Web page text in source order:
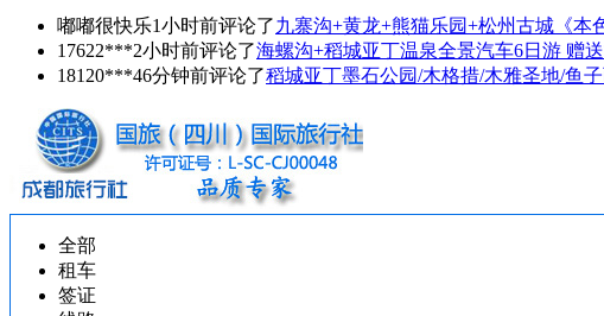
嘟嘟很快乐1小时前评论了九寨沟+黄龙+熊猫乐园+松州古城《本
17622***2小时前评论了海螺沟+稻城亚丁温泉全景汽车6日游 赠
18120***46分钟前评论了稻城亚丁墨石公园/木格措/木雅圣地/鱼
全部
租车
签证